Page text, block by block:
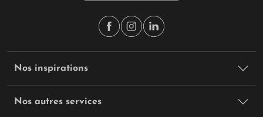
Nos inspirations
Nos autres services